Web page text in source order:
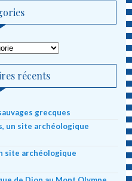
récents
grecques
un site archéologique
site archéologique